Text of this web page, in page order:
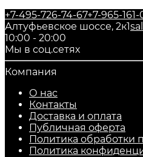
+7-495-726-74-67+7-965-
Алтуфьевское шоссе, 2к1
10:00 - 20:00
Мы в соц.сетях
Компания
О нас
Контакты
Доставка и оплата
Публичная оферта
Политика обработки
​Политика